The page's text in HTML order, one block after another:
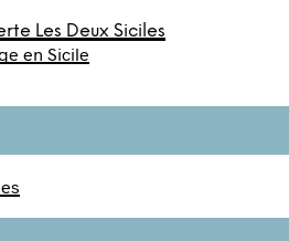
Les Deux Siciles
en Sicile